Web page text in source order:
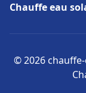
Chauffe eau
© 2026